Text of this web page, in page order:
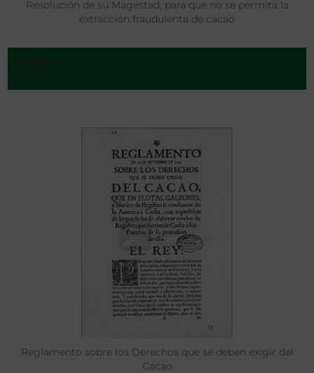
Resolución de su Magestad, para que no se permita la
extracción fraudulenta de cacao
Reglamento sobre los Derechos que se deben exigir del
Cacao